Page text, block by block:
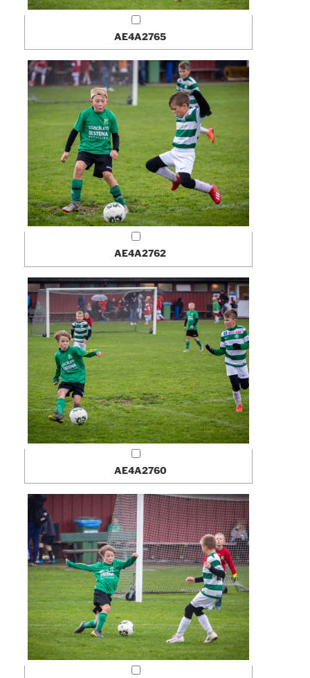
AE4A2765
AE4A2762
AE4A2760